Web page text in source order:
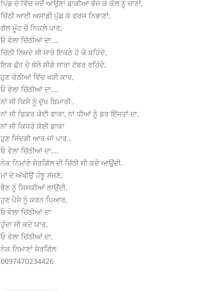
ਪਿੰਡ ਦੇ ਵਿੱਚ ਜਦੋਂ ਆਉਣਾ ਡਾਕੀਆ ਭੱਜ ਕੇ ਕੋਲ ਨੂੰ ਜਾਣਾਂ,
ਚਿੱਠੀ ਆਈ ਅਸਾਡੀ ਪੁੱਛ ਕੇ ਫਰਜ ਨਿਭਾਣਾਂ,
ਗੱਲ ਮੂੰਹ ਚੋਂ ਨਿਕਲੇ ਪਾਰ,
ਓ ਵੇਲਾ ਚਿੱਠੀਆਂ ਦਾ….
ਚਿੱਠੀ ਲਿਖਦੇ ਸੀ ਸਾਰੇ ਇਕਠੇ ਹੋ ਕੇ ਬਹਿੰਦੇ,
ਇਕ ਛੱਤ ਦੇ ਥੱਲੇ ਸੀਗੇ ਸਾਰਾ ਟੱਬਰ ਰਹਿੰਦੇ,
ਹੁਣ ਕੋਠੀਆਂ ਵਿੱਚ ਖੜੀ ਕਾਰ,
ਓ ਵੇਲਾ ਚਿੱਠੀਆਂ ਦਾ….
ਨਾਂ ਸੀ ਕਿਸੇ ਨੂੰ ਦੁੱਖ ਬਿਮਾਰੀ ,
ਨਾਂ ਸੀ ਫਿਕਰ ਕੋਈ ਫਾਕਾ, ਨਾਂ ਧੀਆਂ ਨੂੰ ਡਰ ਇੱਜਤਾਂ ਦਾ,
ਨਾਂ ਸੀ ਕਿਧਰੇ ਕੋਈ ਡਾਕਾ
ਹੁਣ ਜਿੰਦਗੀ ਆਰ ਜਾਂ ਪਾਰ ,
ਓ ਵੇਲਾ ਚਿੱਠੀਆਂ ਦਾ….
ਨੇਕ ਨਿਮਾਂਣੇ ਸੇਰਗਿੱਲ ਦੀ ਚਿੱਠੀ ਸੀ ਕਦੇ ਆਉਂਦੀ,
ਮਾਂ ਦੇ ਅੱਖੀਉਂ ਹੰਝੂ ਸੱਜਣੋ,
ਭੈਣ ਨੂੰ ਸਿਸਕੀਆਂ ਲਾਉਂਦੀ,
ਹੁਣ ਪੈਸੇ ਨੂੰ ਕਰਨ ਪਿਆਰ,
ਓ ਵੇਲਾ ਚਿੱਠੀਆਂ ਦਾ
ਹੁੰਦਾ ਸੀ ਕਦੇ ਯਾਰ,
ਓ ਵੇਲਾ ਚਿੱਠੀਆਂ ਦਾ,
ਨੇਕ ਨਿਮਾਣਾਂ ਸ਼ੇਰਗਿੱਲ
0097470234426